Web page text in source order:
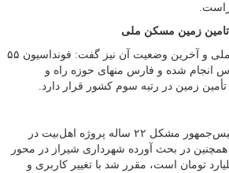
زمین مسکن ملی
ایمانیه در رابطه با مسکن ملی و آخرین وضعیت آن نیز گفت: فونداسیون ۵۵
انجام شده و فارس منهای حوزه راه و
زمین در رتبه سوم کشور قرار دارد.
وی یادآور شد: با امضای رئیس‌جمهور مشکل ۲۲ ساله پروژه اهل‌بیت در
در بحث آورده شهرداری شیراز در محور
که نزدیک ۵۰۰ میلیارد تومان است، مقرر شد با تغییر کاربری و